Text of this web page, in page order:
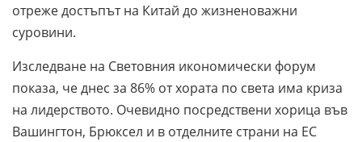
отреже достъпът на Китай до жизненоважни
суровини.
Изследване на Световния икономически форум
показа, че днес за 86% от хората по света има криза
на лидерството. Очевидно посредствени хорица във
Вашингтон, Брюксел и в отделните страни на ЕС